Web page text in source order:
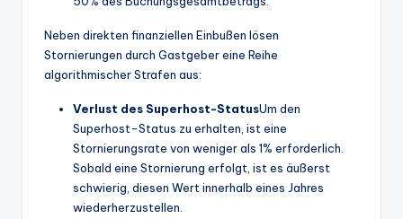
Neben direkten finanziellen Einbußen lösen
Stornierungen durch Gastgeber eine Reihe
algorithmischer Strafen aus:
Verlust des Superhost-StatusUm den
Superhost-Status zu erhalten, ist eine
Stornierungsrate von weniger als 1% erforderlich.
Sobald eine Stornierung erfolgt, ist es äußerst
schwierig, diesen Wert innerhalb eines Jahres
wiederherzustellen.